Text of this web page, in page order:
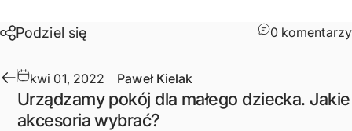
Podziel się 0 komentarzy
kwi 01, 2022 Paweł Kielak
Urządzamy pokój dla małego dziecka. Jakie
akcesoria wybrać?